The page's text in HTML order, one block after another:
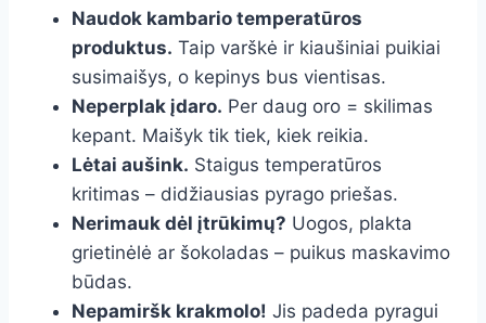
Naudok kambario temperatūros
produktus. Taip varškė ir kiaušiniai puikiai
susimaišys, o kepinys bus vientisas.
Neperplak įdaro. Per daug oro = skilimas
kepant. Maišyk tik tiek, kiek reikia.
Lėtai aušink. Staigus temperatūros
kritimas – didžiausias pyrago priešas.
Nerimauk dėl įtrūkimų? Uogos, plakta
grietinėlė ar šokoladas – puikus maskavimo
būdas.
Nepamiršk krakmolo! Jis padeda pyragui